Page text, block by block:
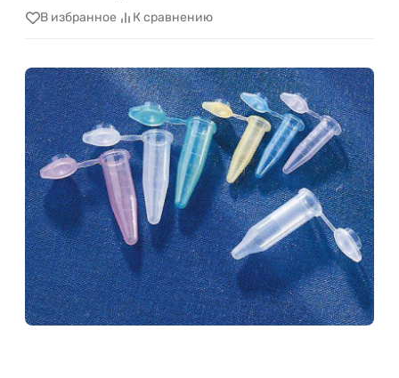
В избранное К сравнению